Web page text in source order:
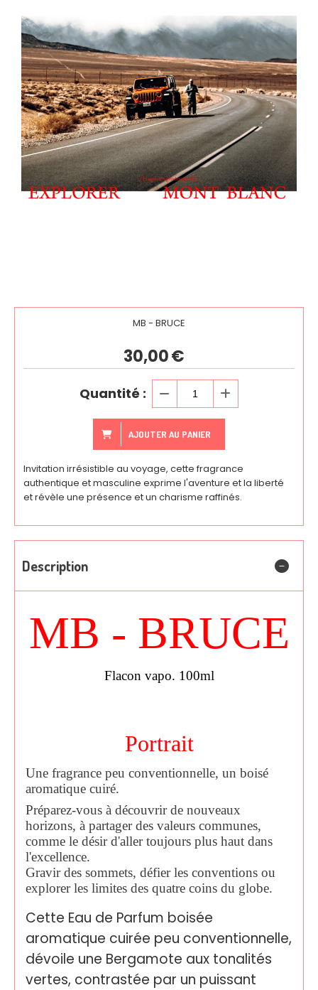
MB - BRUCE
30,00€
Quantité :
AJOUTER AU PANIER
Invitation irrésistible au voyage, cette fragrance
authentique et masculine exprime l'aventure et la liberté
et révèle une présence et un charisme raffinés.
Description
MB - BRUCE
Flacon vapo. 100ml
Portrait
Une fragrance peu conventionnelle, un boisé
aromatique cuiré.
Préparez-vous à découvrir de nouveaux
horizons, à partager des valeurs communes,
comme le désir d'aller toujours plus haut dans
l'excellence.
Gravir des sommets, défier les conventions ou
explorer les limites des quatre coins du globe.
Cette Eau de Parfum boisée
aromatique cuirée peu conventionnelle,
dévoile une Bergamote aux tonalités
vertes, contrastée par un puissant